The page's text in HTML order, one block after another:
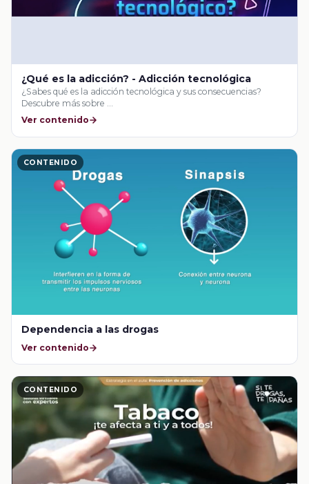
¿Qué es la adicción? - Adicción tecnológica
¿Sabes qué es la adicción tecnológica y sus consecuencias?
Descubre más sobre …
Ver contenido
CONTENIDO
Dependencia a las drogas
Ver contenido
CONTENIDO